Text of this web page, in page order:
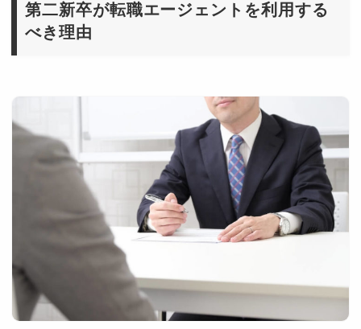
第二新卒が転職エージェントを利用する
べき理由